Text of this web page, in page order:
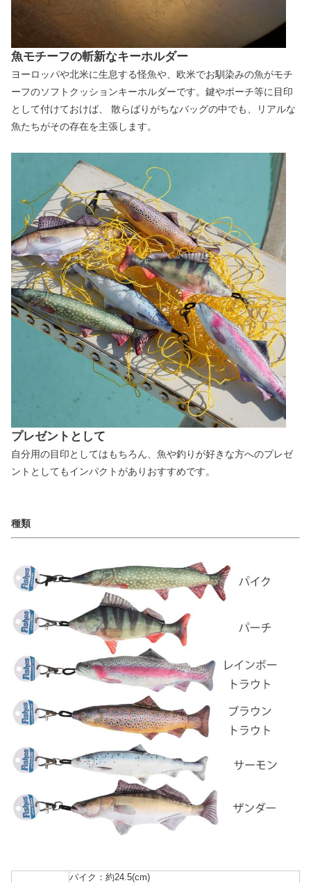
魚モチーフの斬新なキーホルダー
ヨーロッパや北米に生息する怪魚や、欧米でお馴染みの魚がモチ
ーフのソフトクッションキーホルダーです。鍵やポーチ等に目印
として付けておけば、 散らばりがちなバッグの中でも、リアルな
魚たちがその存在を主張します。
プレゼントとして
自分用の目印としてはもちろん、魚や釣りが好きな方へのプレゼ
ントとしてもインパクトがありおすすめです。
種類
パイク：約24.5(cm)